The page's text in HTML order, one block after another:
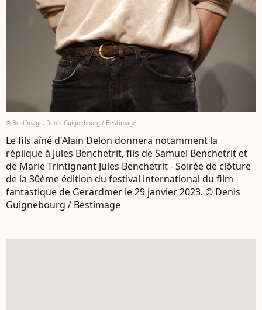
© BestImage, Denis Guignebourg / Bestimage
Le fils aîné d'Alain Delon donnera notamment la
réplique à Jules Benchetrit, fils de Samuel Benchetrit et
de Marie Trintignant Jules Benchetrit - Soirée de clôture
de la 30ème édition du festival international du film
fantastique de Gerardmer le 29 janvier 2023. © Denis
Guignebourg / Bestimage